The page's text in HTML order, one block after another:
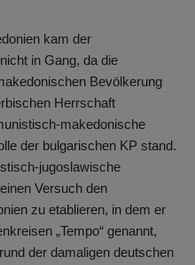
kam der
in Gang, da die
Bevölkerung
Herrschaft
makedonische
der bulgarischen KP stand.
jugoslawische
Versuch den
zu etablieren, in dem er
„Tempo“ genannt,
der damaligen deutschen